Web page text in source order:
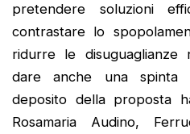
pretendere soluzioni
contrastare lo
ridurre le disuguaglianze
dare anche una spinta
deposito della proposta
Rosamaria Audino,